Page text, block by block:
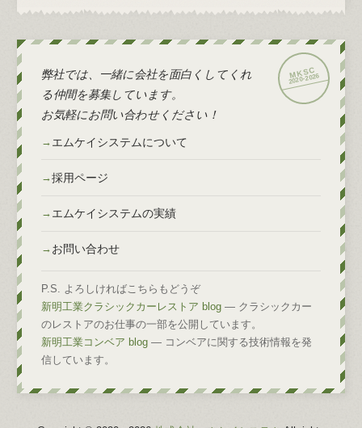
2020-2026
弊社では、一緒に会社を面白くしてくれ
る仲間を募集しています。
お気軽にお問い合わせください！
エムケイシステムについて
採用ページ
エムケイシステムの実績
お問い合わせ
P.S. よろしければこちらもどうぞ
新明工業クラシックカーレストア blog — クラシックカー
のレストアのお仕事の一部を公開しています。
新明工業コンベア blog — コンベアに関する技術情報を発
信しています。